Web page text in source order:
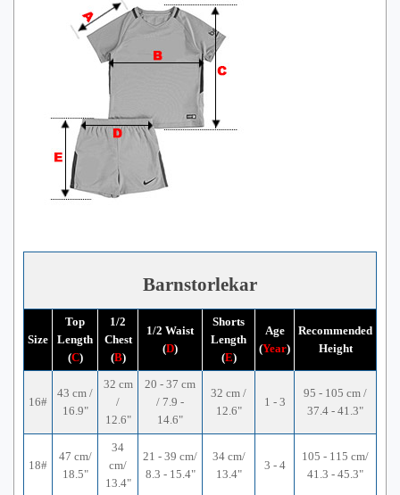
Barnstorlekar
Size
Top
Length
(C)
1/2
Chest
(B)
1/2 Waist
(D)
Shorts
Length
(E)
Age
(Year)
Recommended
Height
16#
43 cm /
16.9"
32 cm
/
12.6"
20 - 37 cm
/ 7.9 -
14.6"
32 cm /
12.6"
1 - 3
95 - 105 cm /
37.4 - 41.3"
18#
47 cm/
18.5"
34
cm/
13.4"
21 - 39 cm/
8.3 - 15.4"
34 cm/
13.4"
3 - 4
105 - 115 cm/
41.3 - 45.3"